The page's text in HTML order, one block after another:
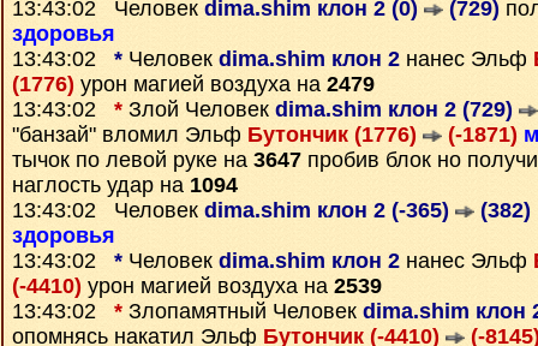
13:43:02 Человек dima.shim клон 2 (0) (729)
здоровья
13:43:02 * Человек dima.shim клон 2 нанес Эльф
(1776) урон магией воздуха на 2479
13:43:02 * Злой Человек dima.shim клон 2 (729)
"банзай" вломил Эльф Бутончик (1776) (-1871)
тычок по левой руке на 3647 пробив блок но
наглость удар на 1094
13:43:02 Человек dima.shim клон 2 (-365) (382)
здоровья
13:43:02 * Человек dima.shim клон 2 нанес Эльф
(-4410) урон магией воздуха на 2539
13:43:02 * Злопамятный Человек dima.shim клон
опомнясь накатил Эльф Бутончик (-4410)
(-